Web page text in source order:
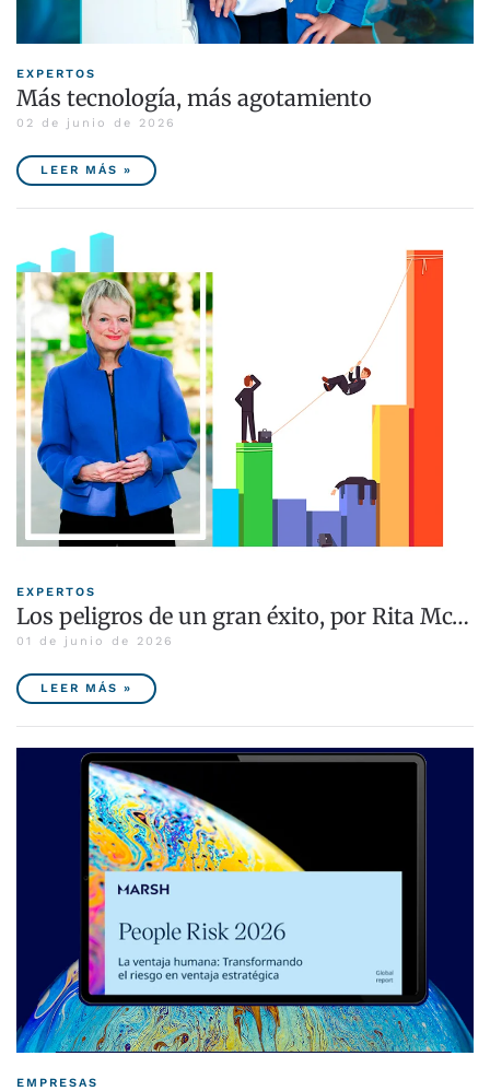
EXPERTOS
Más tecnología, más agotamiento
02 de junio de 2026
LEER MÁS »
EXPERTOS
Los peligros de un gran éxito, por Rita Mc…
01 de junio de 2026
LEER MÁS »
EMPRESAS